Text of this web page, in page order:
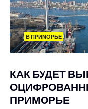
В ПРИМОРЬЕ
КАК БУДЕТ
ПРИМОРЬЕ